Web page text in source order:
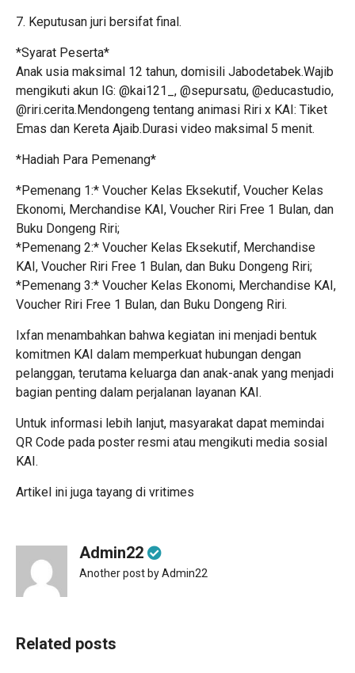
7. Keputusan juri bersifat final.
*Syarat Peserta*
Anak usia maksimal 12 tahun, domisili Jabodetabek.Wajib
mengikuti akun IG: @kai121_, @sepursatu, @educastudio,
@riri.cerita.Mendongeng tentang animasi Riri x KAI: Tiket
Emas dan Kereta Ajaib.Durasi video maksimal 5 menit.
*Hadiah Para Pemenang*
*Pemenang 1:* Voucher Kelas Eksekutif, Voucher Kelas
Ekonomi, Merchandise KAI, Voucher Riri Free 1 Bulan, dan
Buku Dongeng Riri;
*Pemenang 2:* Voucher Kelas Eksekutif, Merchandise
KAI, Voucher Riri Free 1 Bulan, dan Buku Dongeng Riri;
*Pemenang 3:* Voucher Kelas Ekonomi, Merchandise KAI,
Voucher Riri Free 1 Bulan, dan Buku Dongeng Riri.
Ixfan menambahkan bahwa kegiatan ini menjadi bentuk
komitmen KAI dalam memperkuat hubungan dengan
pelanggan, terutama keluarga dan anak-anak yang menjadi
bagian penting dalam perjalanan layanan KAI.
Untuk informasi lebih lanjut, masyarakat dapat memindai
QR Code pada poster resmi atau mengikuti media sosial
KAI.
Artikel ini juga tayang di vritimes
Admin22
Another post by Admin22
Related posts